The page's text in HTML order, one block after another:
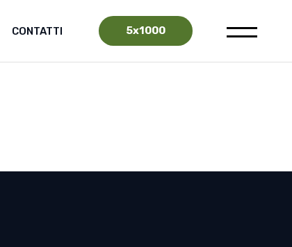
CONTATTI 5x1000